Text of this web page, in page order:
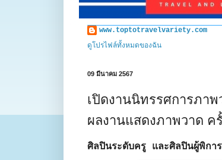
www.toptotravelvariety.com
ดูโปรไฟล์ทั้งหมดของฉัน
09 มีนาคม 2567
เปิดงานนิทรรศการภาพ
ผลงานแสดงภาพวาด ค
ศิลปินระดับครู และศิลปินผู้พิกา